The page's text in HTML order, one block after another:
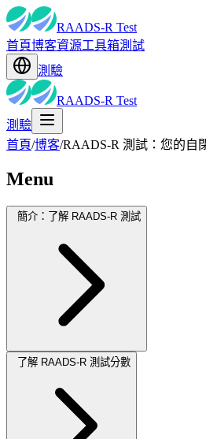
RAADS-R Test
首頁博客資源工具箱測試
測驗
RAADS-R Test
測驗
首頁/博客/RAADS-R 測試：您的自
Menu
簡介：了解 RAADS-R 測試
了解 RAADS-R 測試分數